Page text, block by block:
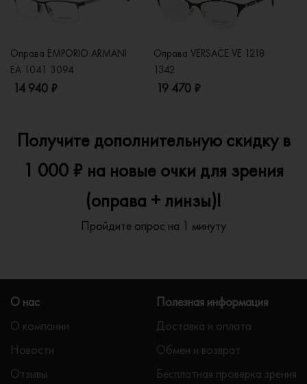
Оправа EMPORIO ARMANI
EA 1041 3094
14 940 ₽
Оправа VERSACE VE 1218
1342
19 470 ₽
Получите дополнительную скидку в
1 000 ₽ на новые очки для зрения
(оправа + линзы)!
Пройдите опрос на 1 минуту
О нас
О компании
Новости
Отзывы
Полезная информация
Доставка и оплата
Обмен и возврат
Бесплатная проверка зрения